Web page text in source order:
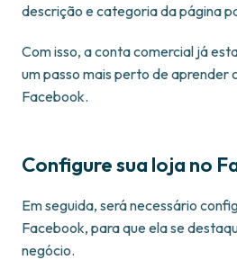
descrição e categoria da página
Com isso, a conta comercial já
um passo mais perto de aprender
Facebook.
Configure sua loja no
Em seguida, será necessário
Facebook, para que ela se
negócio.